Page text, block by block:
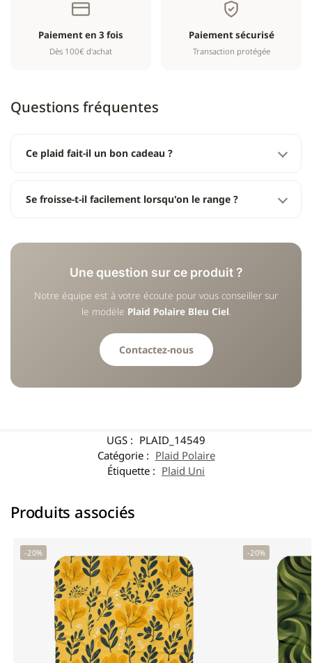
Paiement en 3 fois
Dès 100€ d'achat
Paiement sécurisé
Transaction protégée
Questions fréquentes
Ce plaid fait-il un bon cadeau ?
Se froisse-t-il facilement lorsqu'on le range ?
Une question sur ce produit ?
Notre équipe est à votre écoute pour vous conseiller sur
le modèle Plaid Polaire Bleu Ciel.
Contactez-nous
UGS : PLAID_14549
Catégorie : Plaid Polaire
Étiquette : Plaid Uni
Produits associés
-20% -20%